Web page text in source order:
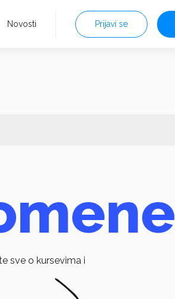
Novosti Prijavi se
sve o kursevima i